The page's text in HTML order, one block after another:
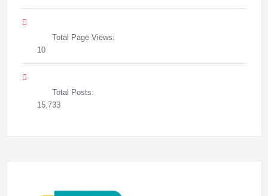
Total Page Views:
10
Total Posts:
15.733